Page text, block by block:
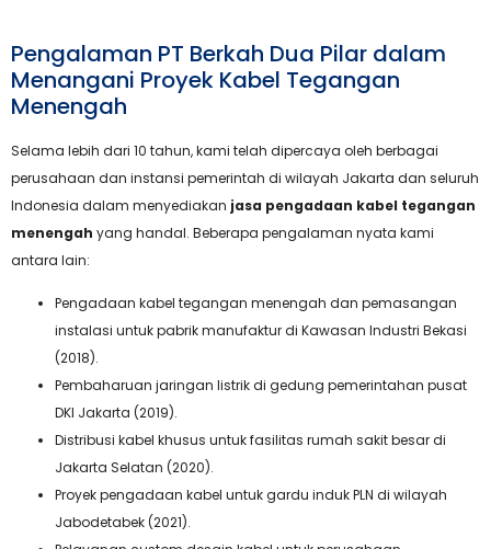
Pengalaman PT Berkah Dua Pilar dalam
Menangani Proyek Kabel Tegangan
Menengah
Selama lebih dari 10 tahun, kami telah dipercaya oleh berbagai
perusahaan dan instansi pemerintah di wilayah Jakarta dan seluruh
Indonesia dalam menyediakan jasa pengadaan kabel tegangan
menengah yang handal. Beberapa pengalaman nyata kami
antara lain:
Pengadaan kabel tegangan menengah dan pemasangan
instalasi untuk pabrik manufaktur di Kawasan Industri Bekasi
(2018).
Pembaharuan jaringan listrik di gedung pemerintahan pusat
DKI Jakarta (2019).
Distribusi kabel khusus untuk fasilitas rumah sakit besar di
Jakarta Selatan (2020).
Proyek pengadaan kabel untuk gardu induk PLN di wilayah
Jabodetabek (2021).